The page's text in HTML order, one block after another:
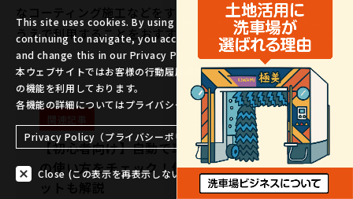
なコーティング施工などをする場合、予め確認を取った
うえで利用することをおすすめします。
関連記事
【初心者向け】自動で車の洗浄を行う洗車機
の使い方をチェック！使うメリット・デメリ
ットも解説
page top
This site uses cookies. By using the website and its offers and
continuing to navigate, you accept these cookies. You can find
and change this in our Privacy Policy Notice.
本ウェブサイトではお客様の行動履歴情報、属性情報などの取得のため
の機能を利用しております。
各機能の詳細についてはプライバシーポリシーからご確認ください。
Privacy Policy（プライバシーポリシー）
Close (この表示を再表示しない)